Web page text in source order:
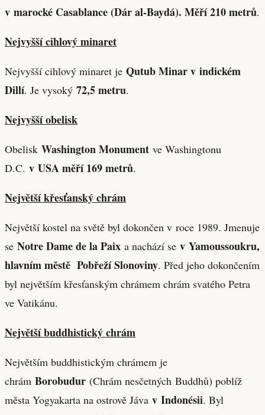
v marocké Casablance (Dár al-Baydá). Měří 210 metrů.
Nejvyšší cihlový minaret
Nejvyšší cihlový minaret je Qutub Minar v indickém
Dillí. Je vysoký 72,5 metru.
Nejvyšší obelisk
Obelisk Washington Monument ve Washingtonu
D.C. v USA měří 169 metrů.
Největší křesťanský chrám
Největší kostel na světě byl dokončen v roce 1989. Jmenuje
se Notre Dame de la Paix a nachází se v Yamoussoukru,
hlavním městě Pobřeží Slonoviny. Před jeho dokončením
byl největším křesťanským chrámem chrám svatého Petra
ve Vatikánu.
Největší buddhistický chrám
Největším buddhistickým chrámem je
chrám Borobudur (Chrám nesčetných Buddhů) poblíž
města Yogyakarta na ostrově Jáva v Indonésii. Byl